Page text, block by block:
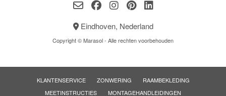
Eindhoven, Nederland
Copyright © Marasol - Alle rechten voorbehouden
KLANTENSERVICE ZONWERING
RAAMBEKLEDING
MEETINSTRUCTIES
MONTAGEHANDLEIDINGEN